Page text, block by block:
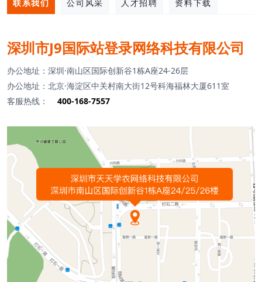
联系我们 公司风采 人才招聘 资料下载
深圳市J9国际站登录网络科技有限公司
办公地址：深圳·南山区国际创新谷1栋A座24-26层
办公地址：北京·海淀区中关村南大街12号科海福林大厦611室
客服热线：
400-168-7557